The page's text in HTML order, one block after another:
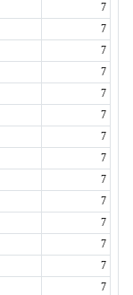
7
7
7
7
7
7
7
7
7
7
7
7
7
7